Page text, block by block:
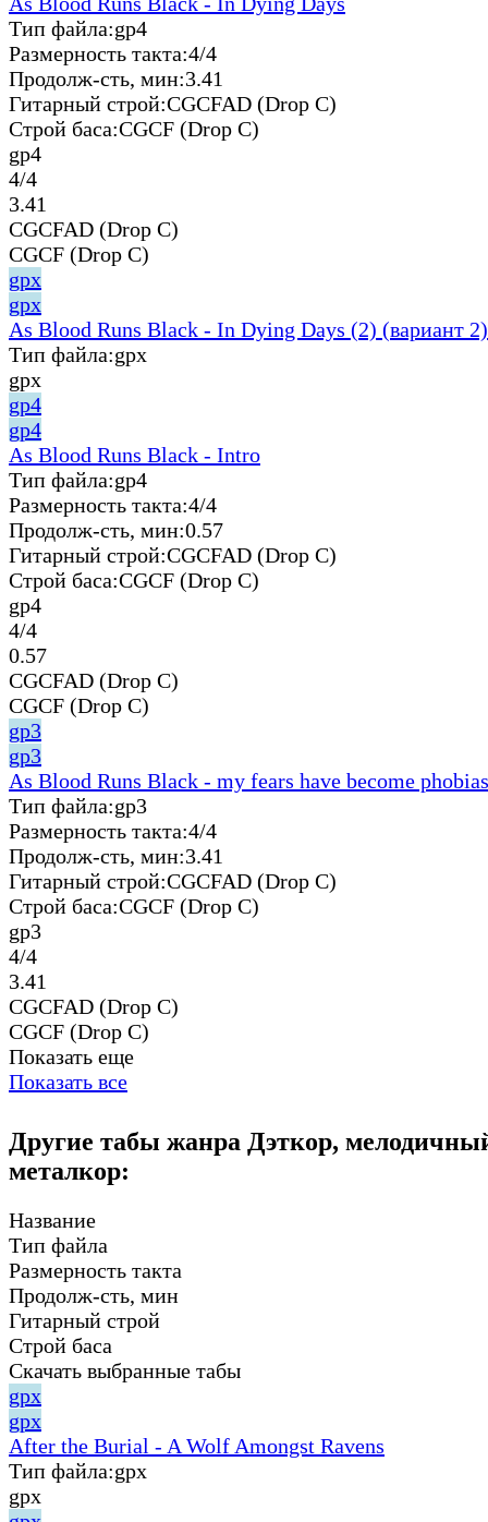
Тип файла:gp4
Размерность такта:4/4
Продолж-сть, мин:3.41
Гитарный строй:CGCFAD (Drop C)
Строй баса:CGCF (Drop C)
gp4
4/4
3.41
CGCFAD (Drop C)
CGCF (Drop C)
gpx
gpx
As Blood Runs Black - In Dying Days (2) (вариант 2)
Тип файла:gpx
gpx
gp4
gp4
As Blood Runs Black - Intro
Тип файла:gp4
Размерность такта:4/4
Продолж-сть, мин:0.57
Гитарный строй:CGCFAD (Drop C)
Строй баса:CGCF (Drop C)
gp4
4/4
0.57
CGCFAD (Drop C)
CGCF (Drop C)
gp3
gp3
As Blood Runs Black - my fears have become phobias
Тип файла:gp3
Размерность такта:4/4
Продолж-сть, мин:3.41
Гитарный строй:CGCFAD (Drop C)
Строй баса:CGCF (Drop C)
gp3
4/4
3.41
CGCFAD (Drop C)
CGCF (Drop C)
Показать еще
Показать все
Другие табы жанра Дэткор,
металкор:
Название
Тип файла
Размерность такта
Продолж-сть, мин
Гитарный строй
Строй баса
Скачать выбранные табы
gpx
gpx
After the Burial - A Wolf Amongst Ravens
Тип файла:gpx
gpx